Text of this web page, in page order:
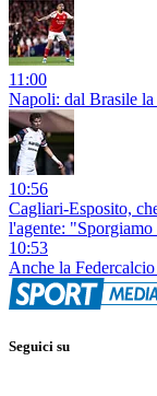
11:00
Napoli: dal Brasile
10:56
Cagliari-Esposito,
l'agente: "Sporgiamo
10:53
Anche la
Seguici su